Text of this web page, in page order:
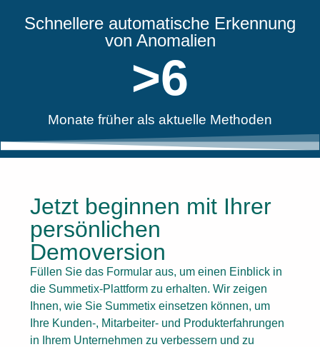
Schnellere automatische Erkennung
von Anomalien
Monate früher als aktuelle Methoden
>6
Jetzt beginnen mit Ihrer
persönlichen
Demoversion
Füllen Sie das Formular aus, um einen Einblick in
die Summetix-Plattform zu erhalten. Wir zeigen
Ihnen, wie Sie Summetix einsetzen können, um
Ihre Kunden-, Mitarbeiter- und Produkterfahrungen
in Ihrem Unternehmen zu verbessern und zu